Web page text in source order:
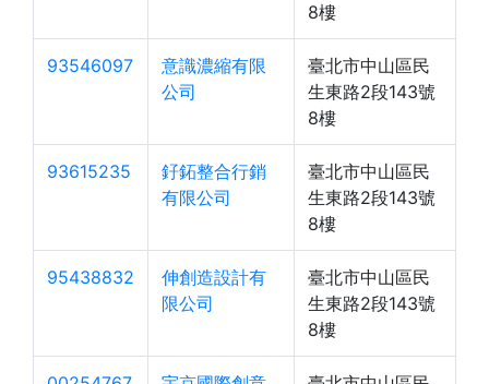
8樓
93546097
意識濃縮有限
公司
臺北市中山區民
生東路2段143號
8樓
93615235
釨鉐整合行銷
有限公司
臺北市中山區民
生東路2段143號
8樓
95438832
伸創造設計有
限公司
臺北市中山區民
生東路2段143號
8樓